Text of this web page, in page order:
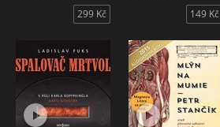
299 Kč 149 Kč